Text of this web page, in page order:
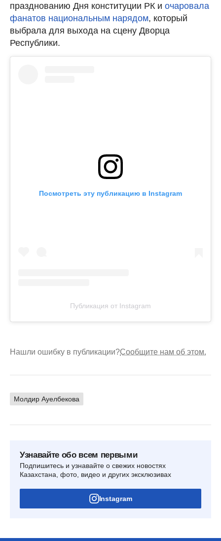
празднованию Дня конституции РК и очаровала
фанатов национальным нарядом, который
выбрала для выхода на сцену Дворца
Республики.
Посмотреть эту публикацию в Instagram
Публикация от Instagram
Нашли ошибку в публикации?Сообщите нам об этом.
Молдир Ауелбекова
Узнавайте обо всем первыми
Подпишитесь и узнавайте о свежих новостях
Казахстана, фото, видео и других эксклюзивах
Instagram